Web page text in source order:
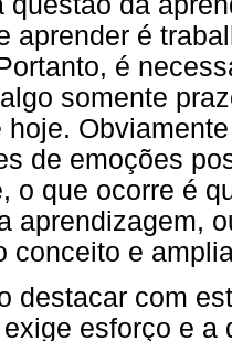
aprender é
é
somente
hoje.
de emoções
o que ocorre é
aprendizagem,
conceito e
destacar com
esforço e a